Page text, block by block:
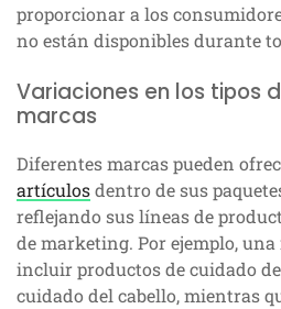
proporcionar a los
no están disponibles durante
Variaciones en los tipos
marcas
Diferentes marcas pueden
artículosdentro de sus
reflejando sus líneas de
de marketing. Por ejemplo,
incluir productos de cuidado
cuidado del cabello, mientras